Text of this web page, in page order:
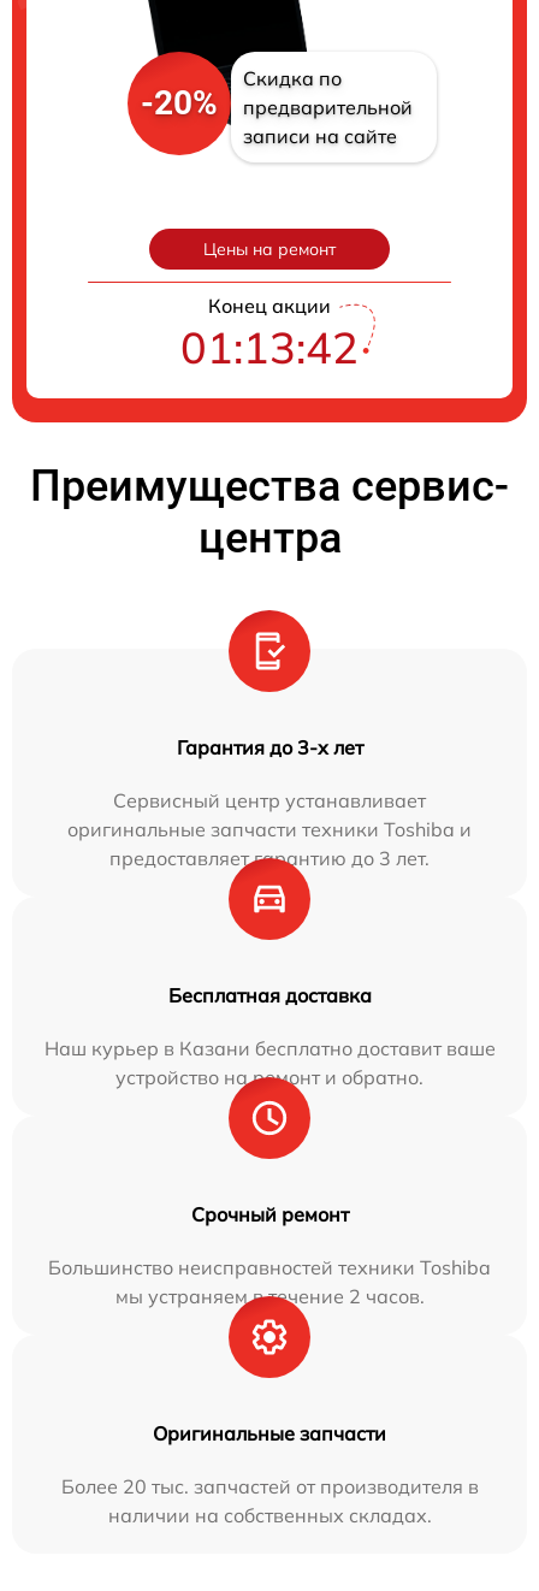
-20%
Скидка по
предварительной
записи на сайте
Цены на ремонт
Конец акции
01:13:41
Преимущества сервис-
центра
Гарантия до 3-х лет
Сервисный центр устанавливает
оригинальные запчасти техники Toshiba и
предоставляет гарантию до 3 лет.
Бесплатная доставка
Наш курьер в Казани бесплатно доставит ваше
устройство на ремонт и обратно.
Срочный ремонт
Большинство неисправностей техники Toshiba
мы устраняем в течение 2 часов.
Оригинальные запчасти
Более 20 тыс. запчастей от производителя в
наличии на собственных складах.